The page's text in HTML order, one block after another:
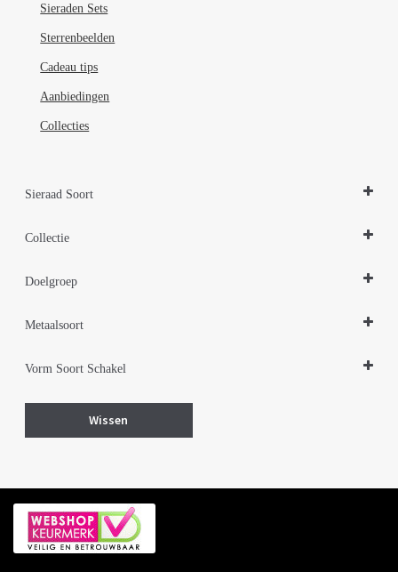
Sieraden Sets
Sterrenbeelden
Cadeau tips
Aanbiedingen
Collecties
Sieraad Soort
Collectie
Doelgroep
Metaalsoort
Vorm Soort Schakel
Wissen